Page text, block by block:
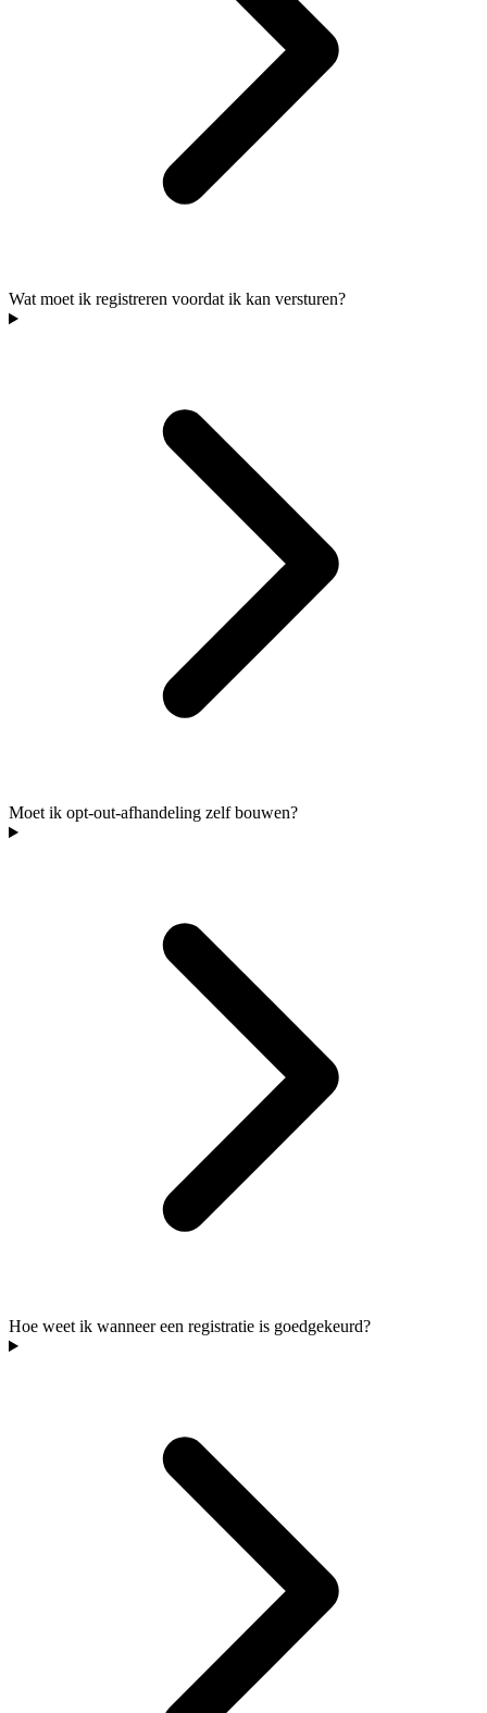
Wat moet ik registreren voordat ik kan versturen?
Moet ik opt-out-afhandeling zelf bouwen?
Hoe weet ik wanneer een registratie is goedgekeurd?